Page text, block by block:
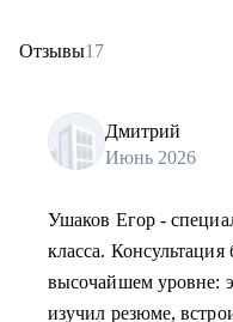
Отзывы17
Дмитрий
Июнь 2026
Ушаков Егор -
класса.
высочайшем уровне:
изучил резюме,